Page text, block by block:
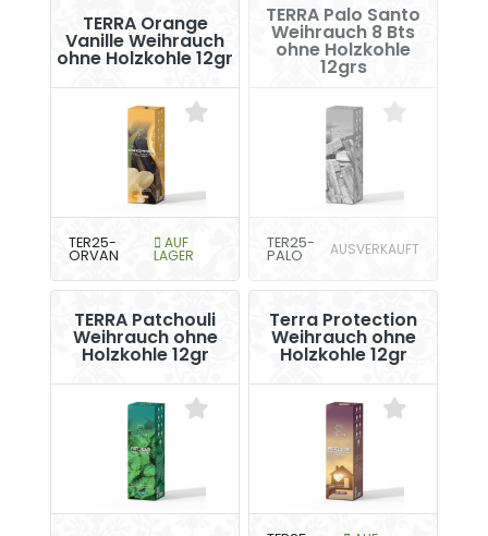
TERRA Orange
Vanille Weihrauch
ohne Holzkohle 12gr
TER25-
ORVAN
AUF
LAGER
TERRA Palo Santo
Weihrauch 8 Bts
ohne Holzkohle
12grs
TER25-
PALO AUSVERKAUFT
TERRA Patchouli
Weihrauch ohne
Holzkohle 12gr
Terra Protection
Weihrauch ohne
Holzkohle 12gr